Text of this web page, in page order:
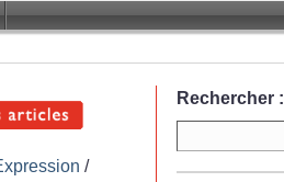
/
Rechercher :